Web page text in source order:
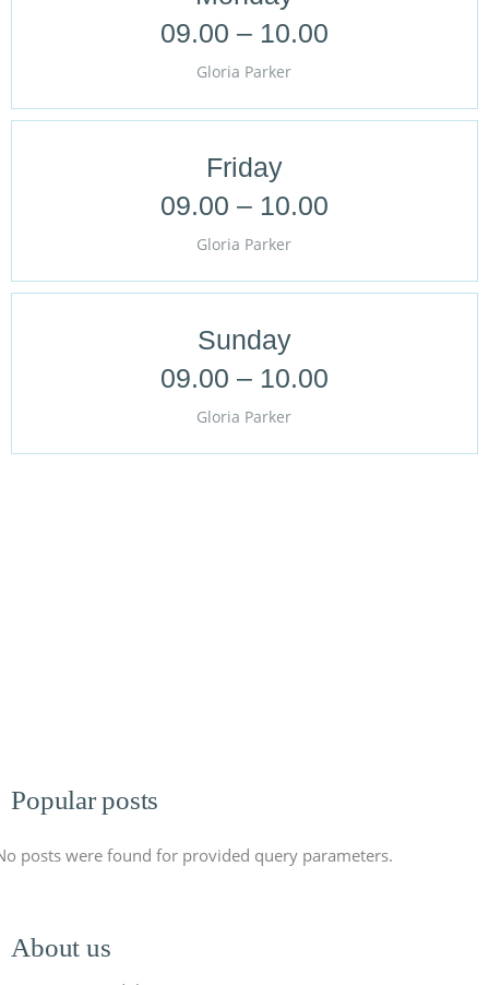
09.00 – 10.00
Gloria Parker
Friday
09.00 – 10.00
Gloria Parker
Sunday
09.00 – 10.00
Gloria Parker
Popular posts
posts were found for provided query parameters.
About us